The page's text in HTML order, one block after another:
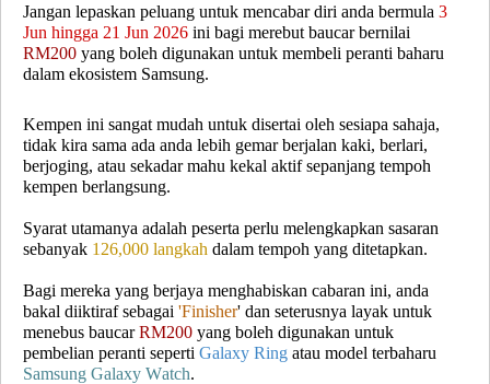
Jangan lepaskan peluang untuk mencabar diri anda bermula 3
Jun hingga 21 Jun 2026 ini bagi merebut baucar bernilai
RM200 yang boleh digunakan untuk membeli peranti baharu
dalam ekosistem Samsung.
Kempen ini sangat mudah untuk disertai oleh sesiapa sahaja,
tidak kira sama ada anda lebih gemar berjalan kaki, berlari,
berjoging, atau sekadar mahu kekal aktif sepanjang tempoh
kempen berlangsung.
Syarat utamanya adalah peserta perlu melengkapkan sasaran
sebanyak 126,000 langkah dalam tempoh yang ditetapkan.
Bagi mereka yang berjaya menghabiskan cabaran ini, anda
bakal diiktiraf sebagai 'Finisher' dan seterusnya layak untuk
menebus baucarRM200 yang boleh digunakan untuk
pembelian peranti seperti Galaxy Ring atau model terbaharu
Samsung Galaxy Watch.